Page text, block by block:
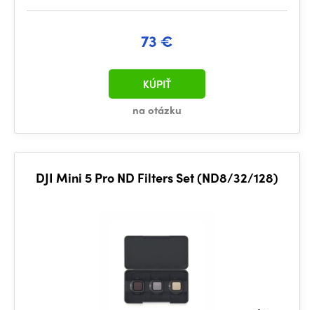
73 €
na otázku
KÚPIŤ
DJI Mini 5 Pro ND Filters Set (ND8/32/128)